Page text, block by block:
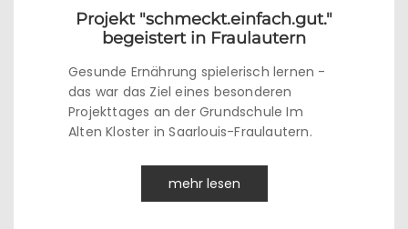
Projekt "schmeckt.einfach.gut."
begeistert in Fraulautern
Gesunde Ernährung spielerisch lernen -
das war das Ziel eines besonderen
Projekttages an der Grundschule Im
Alten Kloster in Saarlouis-Fraulautern.
mehr lesen